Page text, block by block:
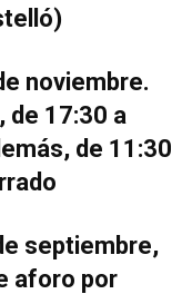
noviembre.
de 17:30 a
de 11:30
septiembre,
aforo por